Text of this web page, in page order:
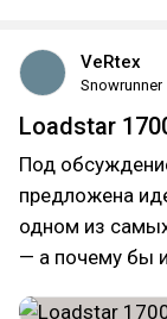
VeRtex
Snowrunner
Loadstar
Под
предложена
одном из
— а почему бы